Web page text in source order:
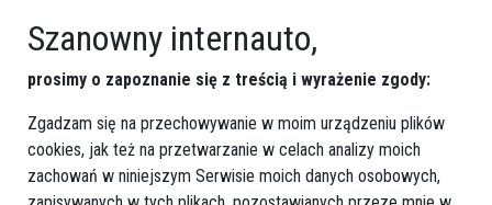
Szanowny internauto,
prosimy o zapoznanie się z treścią i wyrażenie zgody:
Zgadzam się na przechowywanie w moim urządzeniu plików
cookies, jak też na przetwarzanie w celach analizy moich
zachowań w niniejszym Serwisie moich danych osobowych,